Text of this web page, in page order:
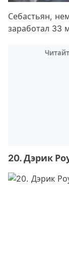
Себастьян,
заработал 33
20. Дэрик